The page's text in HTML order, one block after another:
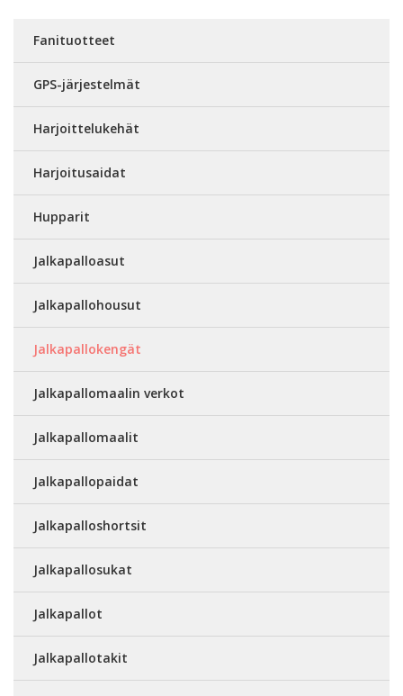
Fanituotteet
GPS-järjestelmät
Harjoittelukehät
Harjoitusaidat
Hupparit
Jalkapalloasut
Jalkapallohousut
Jalkapallokengät
Jalkapallomaalin verkot
Jalkapallomaalit
Jalkapallopaidat
Jalkapalloshortsit
Jalkapallosukat
Jalkapallot
Jalkapallotakit